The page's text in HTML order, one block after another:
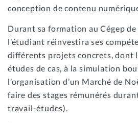
conception de contenu
Durant sa formation au Cégep
l’étudiant réinvestira ses
différents projets concrets, dont
études de cas, à la simulation
l’organisation d’un Marché de
faire des stages rémunérés
travail-études).